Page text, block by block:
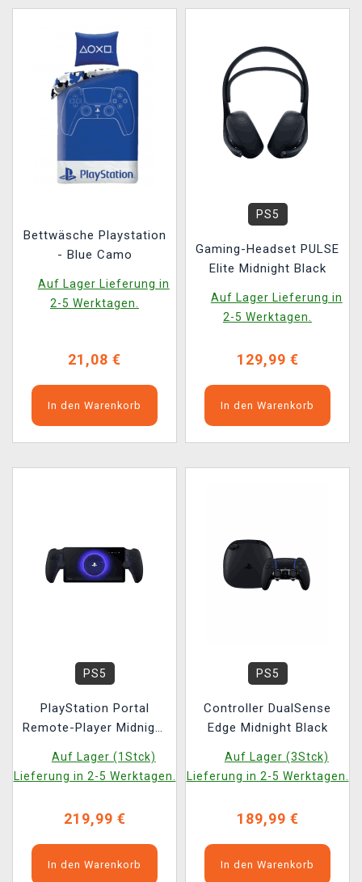
Bettwäsche Playstation
- Blue Camo
Auf Lager Lieferung in
2-5 Werktagen.
21,08 €
In den Warenkorb
PS5
Gaming-Headset PULSE
Elite Midnight Black
Auf Lager Lieferung in
2-5 Werktagen.
129,99 €
In den Warenkorb
PS5
PlayStation Portal
Remote-Player Midnight
Auf Lager (1Stck)
Lieferung in 2-5 Werktagen.
219,99 €
In den Warenkorb
PS5
Controller DualSense
Edge Midnight Black
Auf Lager (3Stck)
Lieferung in 2-5 Werktagen.
189,99 €
In den Warenkorb